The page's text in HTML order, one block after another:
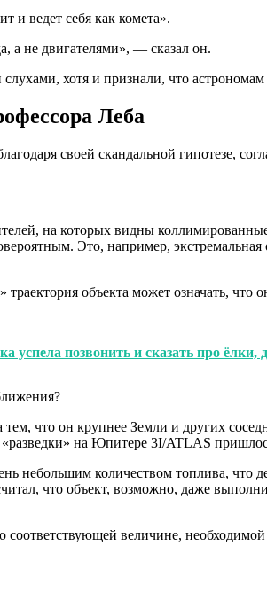
и ведет себя как комета».
а не двигателями», — сказал он.
хотя и признали, что
Леба
своей скандальной гипотезе,
на которых видны
Это, например, экстремальная
объекта может означать,
позвонить и сказать про ёлки,
что он крупнее Земли и других
на Юпитере 3I/ATLAS
небольшим количеством топлива, что
что объект, возможно, даже
величине,